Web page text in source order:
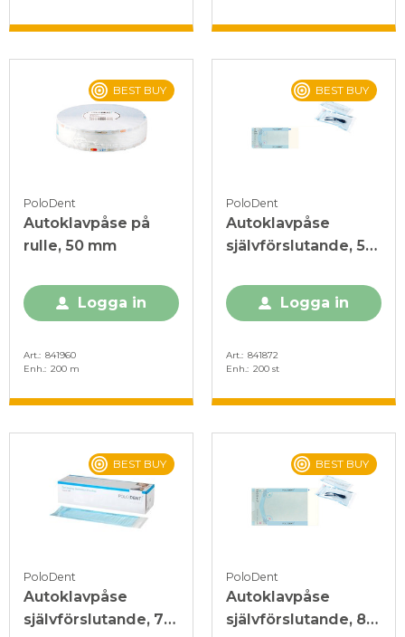
BEST BUY
PoloDent
Autoklavpåse på
rulle, 50 mm
Logga in
Art.
841960
Enh.
200 m
BEST BUY
PoloDent
Autoklavpåse
självförslutande, 57
Logga in
Art.
841872
Enh.
200 st
BEST BUY
PoloDent
Autoklavpåse
självförslutande, 70
BEST BUY
PoloDent
Autoklavpåse
självförslutande, 83